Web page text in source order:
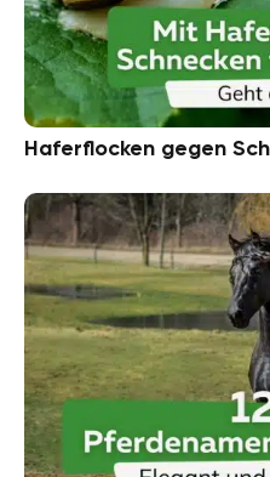
Haferflocken gegen